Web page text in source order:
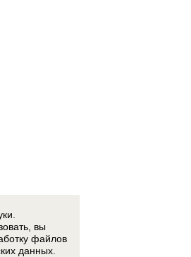
вы
файлов
данных.